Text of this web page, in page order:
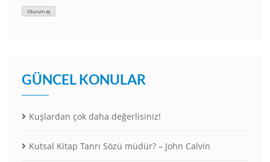
Oturum aç
GÜNCEL KONULAR
Kuşlardan çok daha değerlisiniz!
Kutsal Kitap Tanrı Sözü müdür? – John Calvin